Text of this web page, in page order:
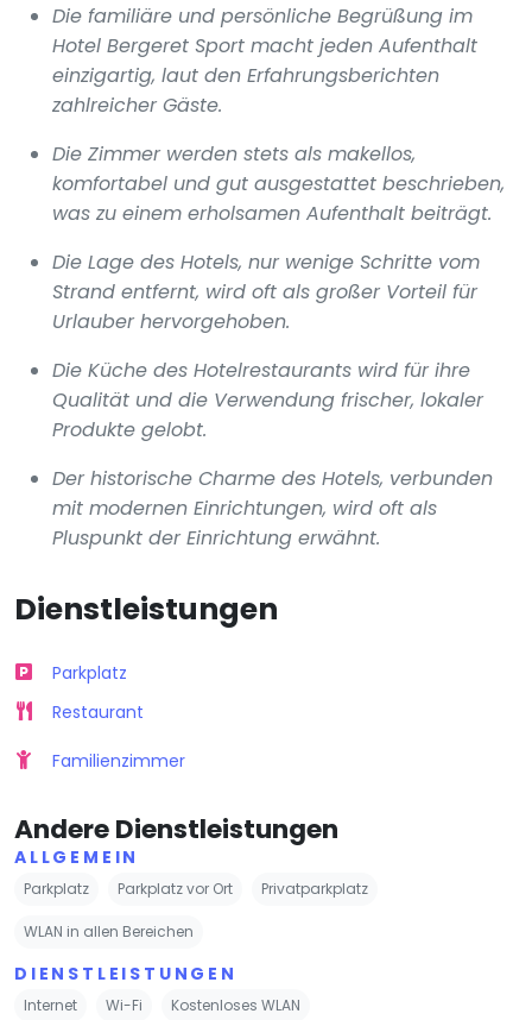
Die familiäre und persönliche Begrüßung im
Hotel Bergeret Sport macht jeden Aufenthalt
einzigartig, laut den Erfahrungsberichten
zahlreicher Gäste.
Die Zimmer werden stets als makellos,
komfortabel und gut ausgestattet beschrieben,
was zu einem erholsamen Aufenthalt beiträgt.
Die Lage des Hotels, nur wenige Schritte vom
Strand entfernt, wird oft als großer Vorteil für
Urlauber hervorgehoben.
Die Küche des Hotelrestaurants wird für ihre
Qualität und die Verwendung frischer, lokaler
Produkte gelobt.
Der historische Charme des Hotels, verbunden
mit modernen Einrichtungen, wird oft als
Pluspunkt der Einrichtung erwähnt.
Dienstleistungen
Parkplatz
Restaurant
Familienzimmer
Andere Dienstleistungen
ALLGEMEIN
Parkplatz Parkplatz vor Ort Privatparkplatz
WLAN in allen Bereichen
DIENSTLEISTUNGEN
Internet Wi-Fi Kostenloses WLAN